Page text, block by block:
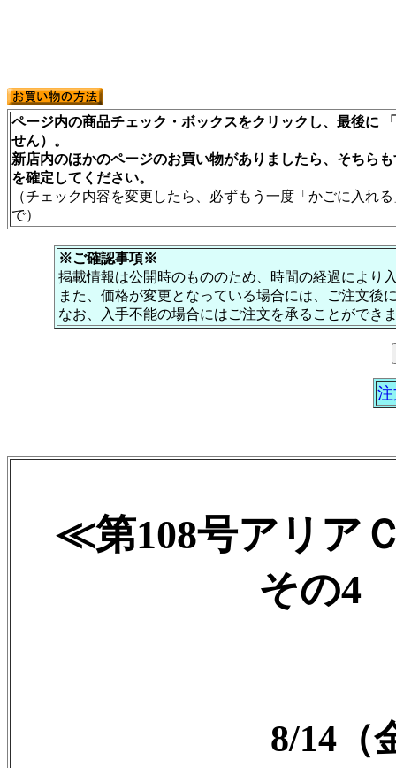
ページ内の商品チェック・ボックスをクリックし、最後に
せん）。
新店内のほかのページのお買い物がありましたら、そちら
を確定してください。
（チェック内容を変更したら、必ずもう一度「かごに入れ
で）
※ご確認事項※
掲載情報は公開時のもののため、時間の経過により
また、価格が変更となっている場合には、ご注文後
なお、入手不能の場合にはご注文を承ることができ
≪第108号アリア
その4
8/14（